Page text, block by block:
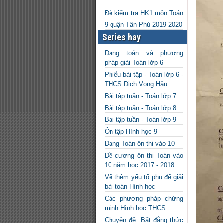
Đề kiểm tra HK1 môn Toán
9 quận Tân Phú 2019-2020
Series hay
Dạng toán và phương
pháp giải Toán lớp 6
Phiếu bài tập - Toán lớp 6 -
THCS Dịch Vọng Hậu
Bài tập tuần - Toán lớp 7
Bài tập tuần - Toán lớp 8
Bài tập tuần - Toán lớp 9
Ôn tập Hình học 9
Dạng Toán ôn thi vào 10
Đề cương ôn thi Toán vào
10 năm học 2017 - 2018
Vẽ thêm yếu tố phụ để giải
bài toán Hình học
Các phương pháp chứng
minh Hình học THCS
Chuyên đề: Bất đẳng thức